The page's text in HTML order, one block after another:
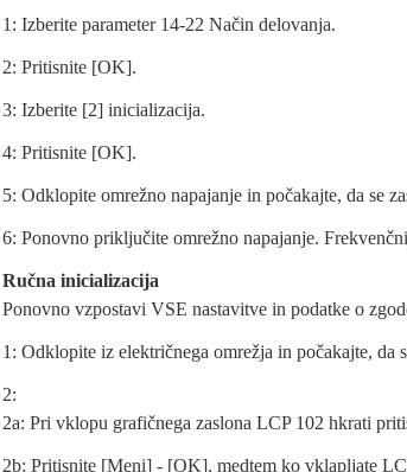
1: Izberite parameter 14-22 Način delovanja.
2: Pritisnite [OK].
3: Izberite [2] inicializacija.
4: Pritisnite [OK].
5: Odklopite omrežno napajanje in počakajte, da se
6: Ponovno priključite omrežno napajanje.
Ručna inicializacija
Ponovno vzpostavi VSE nastavitve in podatke o
1: Odklopite iz električnega omrežja in počakajte, da
2:
2a: Pri vklopu grafičnega zaslona LCP 102 hkrati
2b: Pritisnite [Meni] - [OK], medtem ko vklapljate